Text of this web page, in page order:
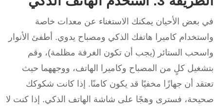
في بعض الأحيان يمكنك الاستغناء عن معدات خاصة
واستخدام كاميرا هاتفك الذكي ومصباح يدوي. أطفئ الأنوار
واسحب الستائر (يجب أن تكون الغرفة مظلمة)، وقم
بتشغيل كلٍ من المصباح وكاميرا الهاتف، ووجههما حيث
تعتقد أن جهازًا مخفيًا قد يكون كامنًا. إذا كانت شكوكك
صحيحة، فسترى وهجًا على شاشة الهاتف الذكي. إذا كنت لا